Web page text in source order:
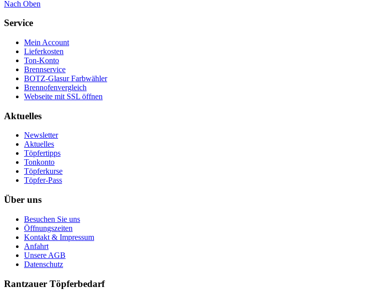
Nach Oben
Service
Mein Account
Lieferkosten
Ton-Konto
Brennservice
BOTZ-Glasur Farbwähler
Brennofenvergleich
Webseite mit SSL öffnen
Aktuelles
Newsletter
Aktuelles
Töpfertipps
Tonkonto
Töpferkurse
Töpfer-Pass
Über uns
Besuchen Sie uns
Öffnungszeiten
Kontakt & Impressum
Anfahrt
Unsere AGB
Datenschutz
Rantzauer Töpferbedarf